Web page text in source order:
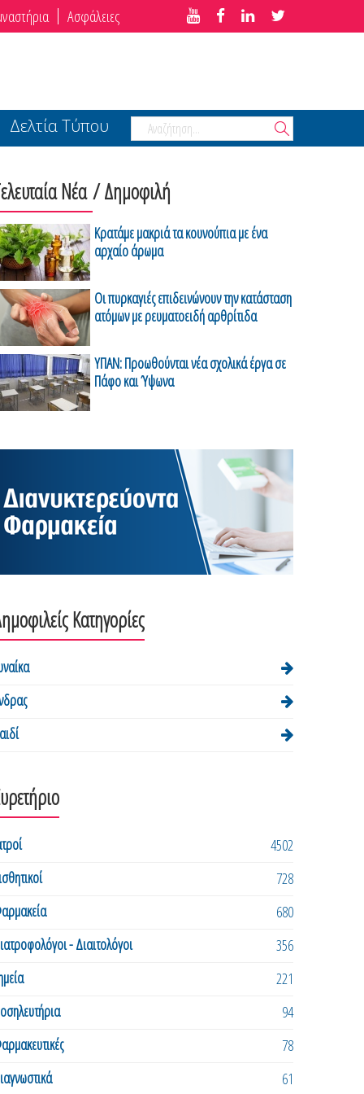
Ασφάλειες
Δελτία Τύπου
Νέα / Δημοφιλή
Κρατάμε μακριά τα κουνούπια με ένα
αρχαίο άρωμα
Οι πυρκαγιές επιδεινώνουν την κατάσταση
ατόμων με ρευματοειδή αρθρίτιδα
ΥΠΑΝ: Προωθούνται νέα σχολικά έργα σε
Πάφο και Ύψωνα
Κατηγορίες
4502
728
680
- Διαιτολόγοι
356
221
94
78
61